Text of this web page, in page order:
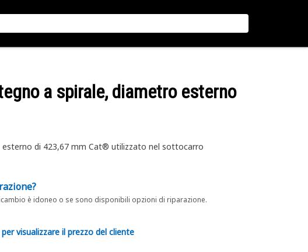
a spirale, diametro esterno
di 423,67 mm Cat® utilizzato nel sottocarro
è idoneo o se sono disponibili opzioni di riparazione.
per visualizzare il prezzo del cliente